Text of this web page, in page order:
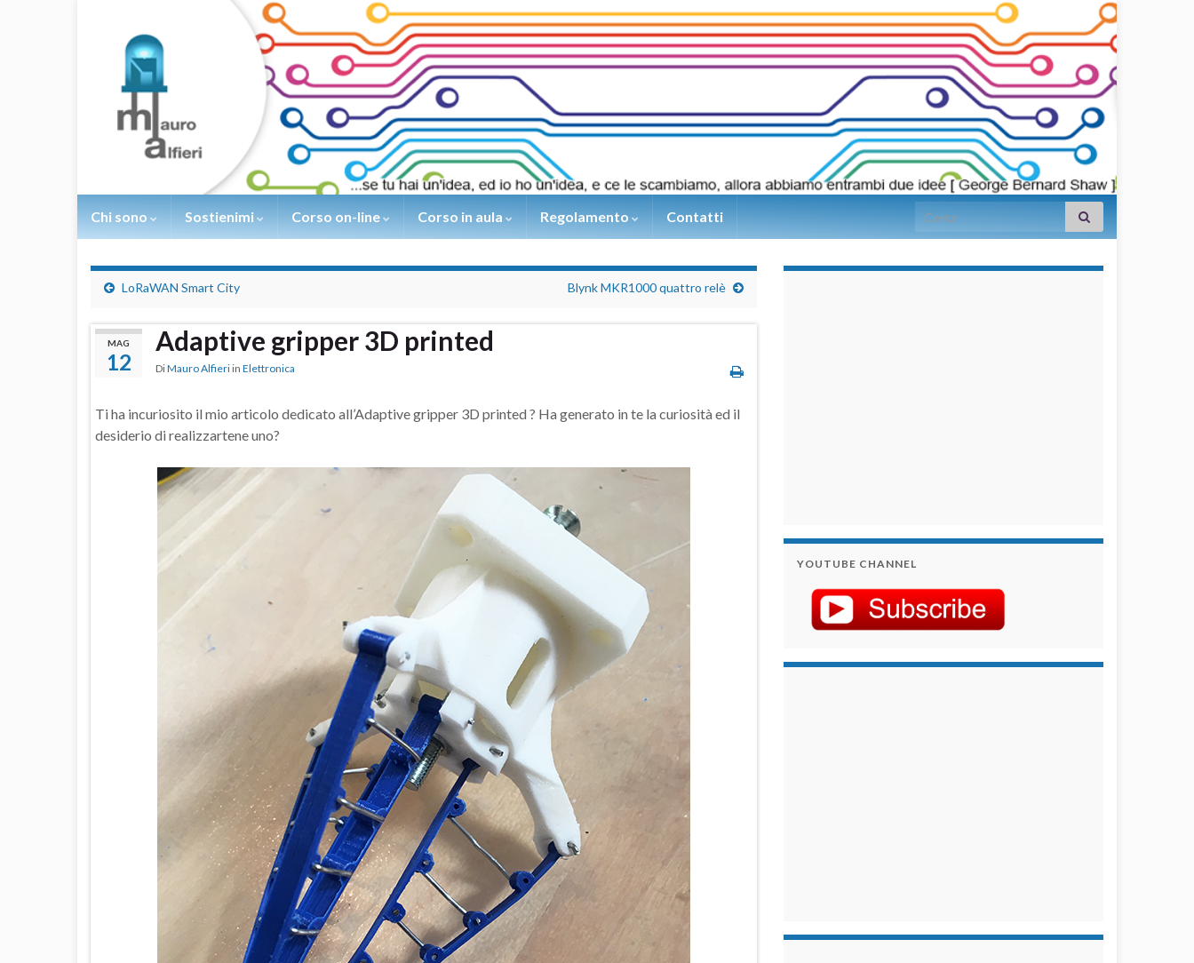
Chi sono Sostienimi Corso on-line Corso in aula Regolamento Contatti Search for:
LoRaWAN Smart City Blynk MKR1000 quattro relè
MAG
12
Adaptive gripper 3D printed
DiMauro Alfieri in Elettronica
Ti ha incuriosito il mio articolo dedicato all’Adaptive gripper 3D printed ? Ha generato in te la curiosità ed il
desiderio di realizzartene uno?
YOUTUBE CHANNEL